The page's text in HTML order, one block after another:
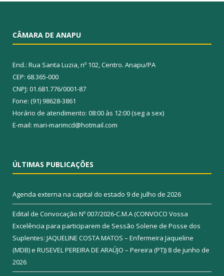
CÂMARA DE ANAPU
End.: Rua Santa Luzia, nº 102, Centro. Anapu/PA
CEP: 68.365-000
CNPJ: 01.681.776/0001-87
Fone: (91) 98628-3861
Horário de atendimento: 08:00 às 12:00 (seg a sex)
E-mail: mari-marimcd@hotmail.com
ÚLTIMAS PUBLICAÇÕES
Agenda externa na capital do estado 9 de julho de 2026
Edital de Convocação Nº 007/2026-C.M.A (CONVOCO Vossa
Excelência para participarem de Sessão Solene de Posse dos
Suplentes: JAQUELINE COSTA MATOS – Enfermeira Jaqueline
(MDB) e RUSEVEL PEREIRA DE ARAÚJO – Pereira (PT)) 8 de junho de
2026